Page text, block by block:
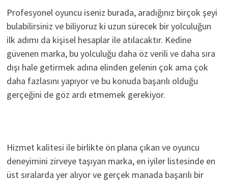
Profesyonel oyuncu iseniz burada, aradığınız birçok şeyi
bulabilirsiniz ve biliyoruz ki uzun sürecek bir yolculuğun
ilk adımı da kişisel hesaplar ile atılacaktır. Kedine
güvenen marka, bu yolculuğu daha öz verili ve daha sıra
dışı hale getirmek adına elinden gelenin çok ama çok
daha fazlasını yapıyor ve bu konuda başarılı olduğu
gerçeğini de göz ardı etmemek gerekiyor.
Hizmet kalitesi ile birlikte ön plana çıkan ve oyuncu
deneyimini zirveye taşıyan marka, en iyiler listesinde en
üst sıralarda yer alıyor ve gerçek manada başarılı bir